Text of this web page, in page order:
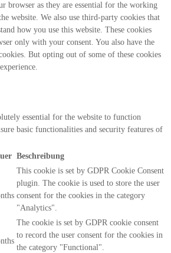
browser as they are essential for the working
website. We also use third-party cookies that
how you use this website. These cookies
only with your consent. You also have the
But opting out of some of these cookies
essential for the website to function
basic functionalities and security features of
Beschreibung
This cookie is set by GDPR Cookie Consent
plugin. The cookie is used to store the user
consent for the cookies in the category
"Analytics".
The cookie is set by GDPR cookie consent
to record the user consent for the cookies in
the category "Functional".